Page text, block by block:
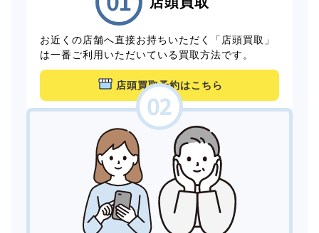
お近くの店舗へ直接お持ちいただく「店頭買取」
は一番ご利用いただいている買取方法です。
店頭買取予約はこちら